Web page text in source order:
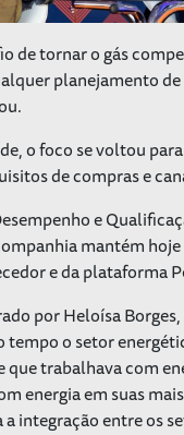
de tornar o gás
planejamento
o foco se voltou
de compras e
e
mantém
e da plataforma
por Heloísa
o setor
que trabalhava com
energia em suas
integração entre os